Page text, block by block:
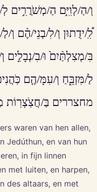
וְ/הַ/לְוִיִּ֣ם הַ/מְשֹׁרֲרִ֣ים
לִֽ֠/ידֻתוּן וְ/לִ/בְנֵי/הֶ֨ם
בִּ/מְצִלְתַּ֨יִם֙ וּ/בִ/נְבָלִ֣ים
לַ/מִּזְבֵּ֑חַ וְ/עִמָּ/הֶ֤ם
מחצררים בַּ/חֲצֹֽצְרֽוֹת
waren van hen allen,
Jedúthun, en van hun
in fijn linnen
met luiten, en harpen,
des altaars, en met